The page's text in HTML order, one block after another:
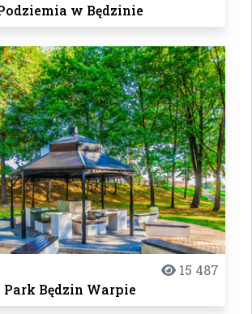
w Będzinie
15 487
Park Będzin Warpie